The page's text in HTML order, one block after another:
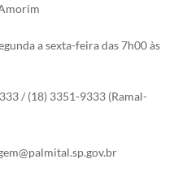
a sexta-feira das 7h00 às
/ (18) 3351-9333 (Ramal-